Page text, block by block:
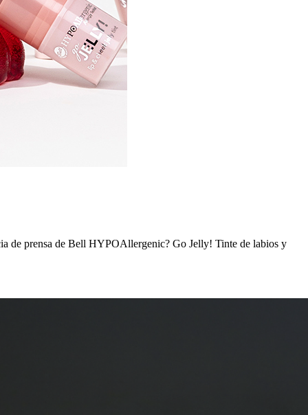
de prensa de Bell HYPOAllergenic? Go Jelly! Tinte de labios y